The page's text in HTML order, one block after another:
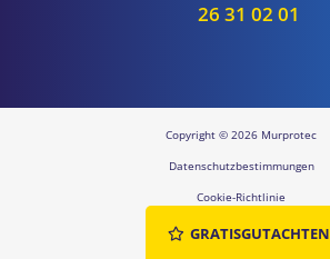
26 31 02 01
Copyright © 2026 Murprotec
Datenschutzbestimmungen
Cookie-Richtlinie
Sitemap
GRATISGUTACHTEN